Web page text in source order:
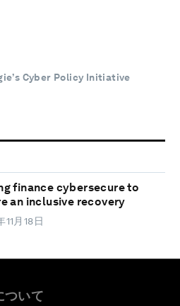
Cyber Policy Initiative
finance cybersecure to
an inclusive recovery
月18日
ついて